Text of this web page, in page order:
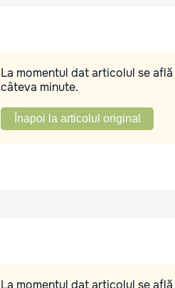
La momentul dat articolul se
câteva minute.
Înapoi la articolul original
La momentul dat articolul se